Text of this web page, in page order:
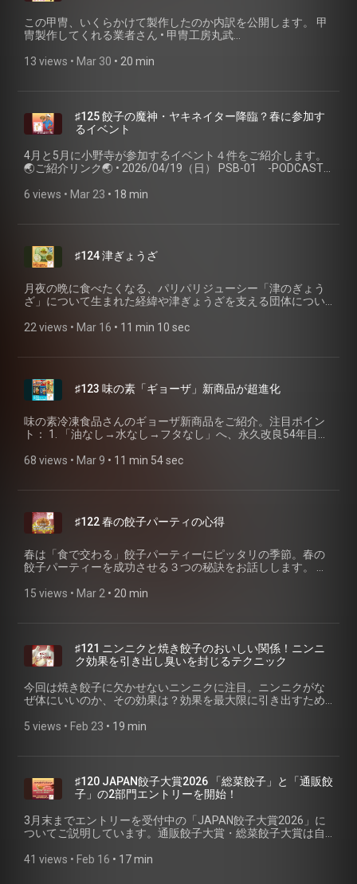
どちらも入会・会費は無料です！ 🎉参加イベント🎉 • Podcast
Weekend 聴く餃子出店 (https://podcastexpo.jp/booth/pcwe-
119/) 📮 番組ホームページ・ご感想 📮 番組へのご感想は、特
設ページのフォームまたはSNSからお願いします！ 聴く餃子
特設サイト (https://gyoza.fm/) 小野寺力 SNS X（旧twitter）
(https://x.com/ch1cala) / Instagram
とたび #GyozaWeek #GW #餃子 #聴く餃子 #焼き餃子協会 #
ポッドキャスト #podcast
会 個人賛助会員 入会検定 (about:invalid#zCSafez) 🥟 オープ
ンチャット「焼き餃子研究会」
OFUSE・お便り (https://ofuse.me/radioshi/letter) • PSB-
01 -PODCAST STICKER BASE-
(https://teket.jp/17509/65858) 📮 番組ホームページ・ご感想
📮 番組へのご感想は、特設ページのフォームまたはSNSから
お願いします！ 聴く餃子 特設サイト (https://gyoza.fm/) 小野
寺力 SNS X（旧twitter） (https://x.com/ch1cala) / Instagram
(https://www.instagram.com/ch1cala/) / Threads
(https://www.threads.com/@ch1cala) 一般社団法人焼き餃子
子 #焼き餃子協会 #ポッドキャスト
ターについてアレコレ考えるリアルイベント
(https://x.com/yutomajiyuto/status/2039178233485345080?
s=20) ／ OFUSE・お便り (https://ofuse.me/radioshi/letter) •
PSB-01 -PODCAST STICKER BASE-
(https://teket.jp/17509/65858) 📖参考文献 • 柳瀬 みどり,吉本
敏子 "消費者の購買行動と社会的責任意識一食品関連企業の
(1〜12月)冷凍食品生産高・消費高（速報）"（2009年4月16
日） (https://www.reishokukyo.or.jp/wp-
"KSP-POSを利用した冷凍餃子関連カテゴリー動向分析レポー
ト"（2008年2月12日） (https://www.ksp-
ームページ・ご感想 📮 番組へのご感想は、特設ページのフォ
(https://www.instagram.com/ch1cala/) / Threads
(https://www.threads.com/@ch1cala) 一般社団法人焼き餃子
協会 (https://www.gyoza.or.jp/) #科学系ポッドキャストの日
#ソロポッドキャスト #PCSB #ポッドキャストステッカーベ
ース #ぎょうざの満洲 #餃子 #聴く餃子 #焼き餃子協会 #ポッ
ドキャスト
この甲冑、いくらかけて製作したのか内訳を公開します。 甲
冑製作してくれる業者さん • 甲冑工房丸武
store.jp/) • 武楽衆 (https://murakushu.net/) （←私が発注して
https://www.gyoza.or.jp/entry/personal 入会・会費は無料で
す！ 📮 番組ホームページ・ご感想 📮 番組へのご感想は、特
設ページのフォームまたはSNSからお願いします！ 聴く餃子
特設サイト (https://gyoza.fm/) 小野寺力 SNS X（旧twitter）
(https://x.com/ch1cala) / Instagram
(https://www.instagram.com/ch1cala/) / Threads
(https://www.threads.com/@ch1cala) 一般社団法人焼き餃子
協会 (https://www.gyoza.or.jp/) #なかよし餃子エリザベス
13 views • Mar 30 • 20 min
♯125 餃子の魔神・ヤキネイター降臨？春に参加す
るイベント
4月と5月に小野寺が参加するイベント４件をご紹介します。
🌏ご紹介リンク🌏 • 2026/04/19（日） PSB-01 -PODCAST
2026/04/25（土） 第４回八ツ場ふるさと館 餃子フェス
(https://note.com/yahatagyoza_39/n/n12d3d05b6228) 🥟今
週のお取り寄せ餃子🥟 • なかよし餃子エリザベス
(https://elizabethgyoza.stores.jp/) 📮 番組ホームページ・ご
感想 📮 番組へのご感想は、特設ページのフォームまたはSNS
からお願いします！ 聴く餃子 特設サイト (https://gyoza.fm/)
小野寺力 SNS X（旧twitter） (https://x.com/ch1cala) /
Instagram (https://www.instagram.com/ch1cala/) / Threads
(https://www.threads.com/@ch1cala) 一般社団法人焼き餃子
#PCSB #ポッドキャストステッカーベース #八ツ場餃子フェ
ッドキャスト
6 views • Mar 23 • 18 min
♯124 津ぎょうざ
月夜の晩に食べたくなる、パリパリジューシー「津のぎょう
ざ」について生まれた経緯や津ぎょうざを支える団体につい
(https://www.tsugyoza.net/) • 津ぎょうざ小学校
• 津ぎょうざの歌 〜でっかい三日月の夜〜 short MV
(https://youtu.be/De2jchSY_FY?si=cEMlcTV7vVYxvZe8) •
「津ぎょうざの歌 〜でっかい三日月の夜〜」 LIVE@浜松
出世城餃子祭り2025 (https://youtu.be/qyOAiAux1X8?
si=fYxdF4pLGl4xl3Ss) 🥟今週のお取り寄せ餃子🥟 • 麦一等兵
の津ぎょうざ (https://www.rakuten.co.jp/yumebaku/) 📮 番組
ホームページ・ご感想 📮 番組へのご感想は、特設ページのフ
ォームまたはSNSからお願いします！ 聴く餃子 オフィシャル
(https://x.com/ch1cala) / Instagram
(https://www.threads.com/@ch1cala) 一般社団法人焼き餃子
協会 (https://www.gyoza.or.jp/) #津ぎょうざ #餃子 #聴く餃
22 views • Mar 16 • 11 min 10 sec
♯123 味の素「ギョーザ」新商品が超進化
味の素冷凍食品さんのギョーザ新商品をご紹介。注目ポイン
ト： 1. 「油なし→水なし→フタなし」へ、永久改良54年目の
ムラインが、本格的な餃子店の味に 🥟今週のお取り寄せ餃子
子 オフィシャルサイト (https://gyoza.fm/) 小野寺力 SNS
X（旧twitter） (https://x.com/ch1cala) / Instagram
(https://www.instagram.com/ch1cala/) / Threads
(https://www.threads.com/@ch1cala) 一般社団法人焼き餃子
協会 (https://www.gyoza.or.jp/) #味の素冷凍食品 #ギョーザ
#ギョーザの日 #餃子 #聴く餃子 #焼き餃子協会 #ポッドキャ
スト
68 views • Mar 9 • 11 min 54 sec
♯122 春の餃子パーティの心得
春は「食で交わる」餃子パーティーにピッタリの季節。春の
餃子パーティーを成功させる３つの秘訣をお話しします。 心
めに 心得その二：コース料理の気持ちでペースを逆算せよ 心
category_id=10) 🔗エピソード補足リンク🔗 • 小野寺式餃子の
焼き方 (https://www.gyoza.or.jp/how) • アテクシの屍を越えて
って♡ (https://ateshika.com/) 📮 番組ホームページ・ご感想
📮 番組へのご感想は、特設ページのフォームまたはSNSから
お願いします！ 聴く餃子 オフィシャルサイト
(https://gyoza.fm/) 小野寺力 SNS X（旧twitter）
(https://x.com/ch1cala) / Instagram
(https://www.instagram.com/ch1cala/) / Threads
15 views • Mar 2 • 20 min
♯121 ニンニクと焼き餃子のおいしい関係！ニンニ
ク効果を引き出し臭いを封じるテクニック
今回は焼き餃子に欠かせないニンニクに注目。ニンニクがな
ぜ体にいいのか、その効果は？効果を最大限に引き出すため
します。 🥟今週のお取り寄せ餃子🥟 🥟餃子専門丸虎さん 極
ク栄養・加熱の影響 - カゴメ野菜の日
(https://www.kagome.co.jp/vegeday/nutrition/202304/12847/)
• 加熱と抗炎症効果の関係 - PubMed 2013
(https://pubmed.ncbi.nlm.nih.gov/23583806/) • 加熱と抗血小
板作用 - PubMed 2007
(https://pubmed.ncbi.nlm.nih.gov/17256959/) • Garlic - Linus
Pauling Institute (https://lpi.oregonstate.edu/mic/food-
beverages/garlic) • にんにくにおい消し - gella-farm.com
5 views • Feb 23 • 19 min
♯120 JAPAN餃子大賞2026 「総菜餃子」と「通販餃
子」の2部門エントリーを開始！
3月末までエントリーを受付中の「JAPAN餃子大賞2026」に
ついてご説明しています。通販餃子大賞・総菜餃子大賞は自
(https://www.gyoza.or.jp/award/2026) です。 JAPAN餃子大
41 views • Feb 16 • 17 min